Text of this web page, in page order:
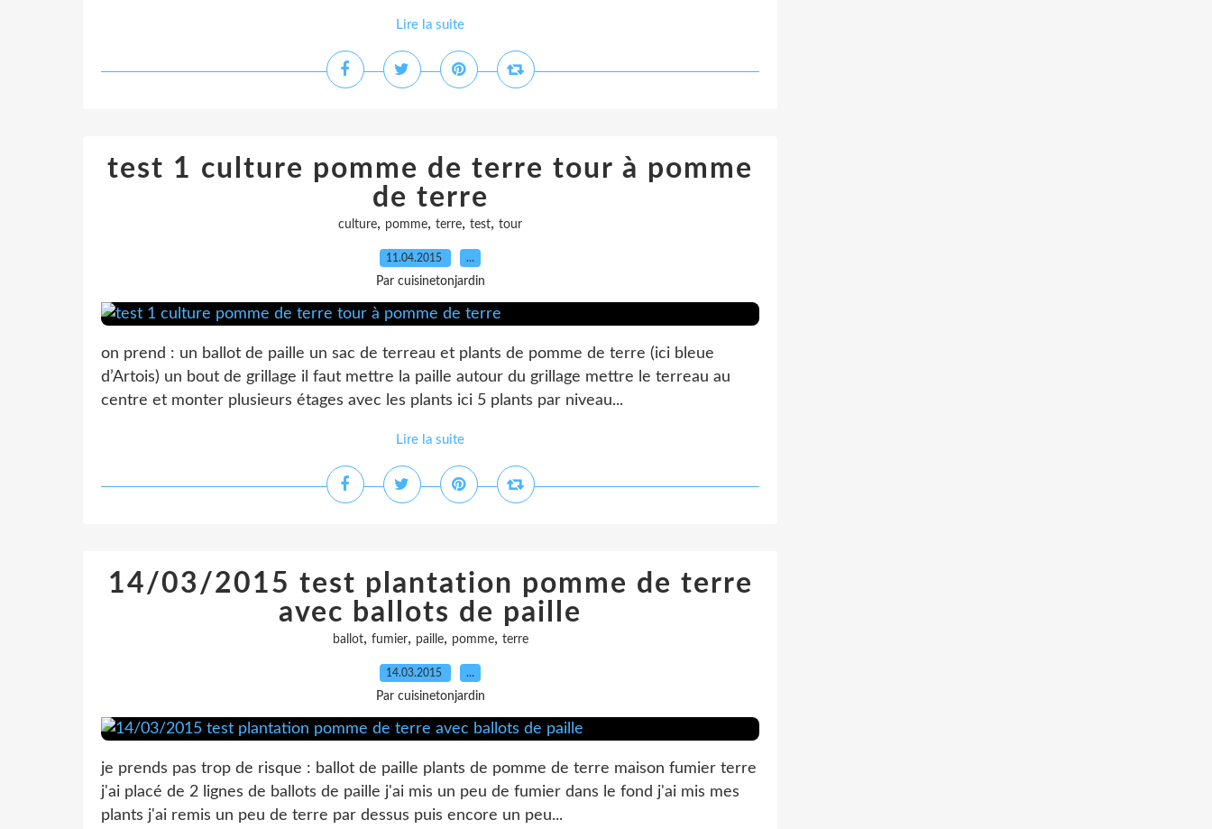
Lire la suite
test 1 culture pomme de terre tour à pomme
de terre
culture, pomme, terre, test, tour
11.04.2015 …
Par cuisinetonjardin
on prend : un ballot de paille un sac de terreau et plants de pomme de terre (ici bleue
d’Artois) un bout de grillage il faut mettre la paille autour du grillage mettre le terreau au
centre et monter plusieurs étages avec les plants ici 5 plants par niveau...
Lire la suite
14/03/2015 test plantation pomme de terre
avec ballots de paille
ballot, fumier, paille, pomme, terre
14.03.2015 …
Par cuisinetonjardin
je prends pas trop de risque : ballot de paille plants de pomme de terre maison fumier terre
j'ai placé de 2 lignes de ballots de paille j'ai mis un peu de fumier dans le fond j'ai mis mes
plants j'ai remis un peu de terre par dessus puis encore un peu...